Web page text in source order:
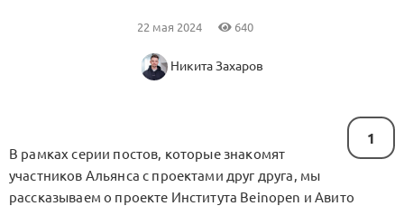
22 мая 2024 640
Никита Захаров
1
В рамках серии постов, которые знакомят
участников Альянса с проектами друг друга, мы
рассказываем о проекте Института Beinopen и Авито